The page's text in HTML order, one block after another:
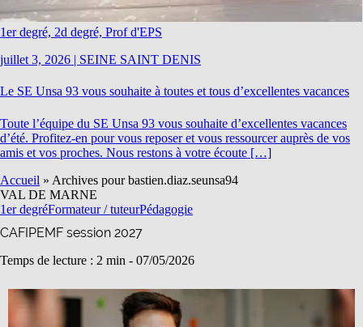
1er degré, 2d degré, Prof d'EPS
juillet 3, 2026 | SEINE SAINT DENIS
Le SE Unsa 93 vous souhaite à toutes et tous d’excellentes vacances
Toute l’équipe du SE Unsa 93 vous souhaite d’excellentes vacances
d’été. Profitez-en pour vous reposer et vous ressourcer auprès de vos
amis et vos proches. Nous restons à votre écoute […]
Accueil » Archives pour bastien.diaz.seunsa94
VAL DE MARNE
1er degréFormateur / tuteurPédagogie
CAFIPEMF session 2027
Temps de lecture : 2 min - 07/05/2026